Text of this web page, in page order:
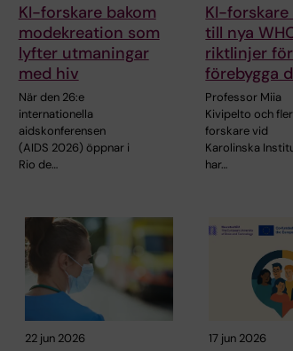
KI-forskare bakom
modekreation som
lyfter utmaningar
med hiv
När den 26:e
internationella
aidskonferensen
(AIDS 2026) öppnar i
Rio de…
KI-
till nya
riktlinjer
förebygga
Professor Miia
Kivipelto och
forskare vid
Karolinska
har…
22 jun 2026 17 jun 2026